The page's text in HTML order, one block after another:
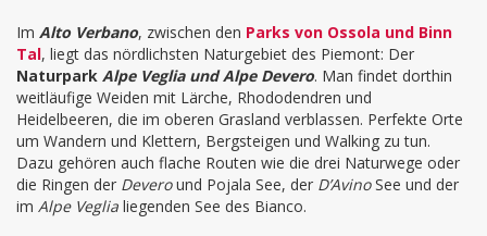
Im Alto Verbano, zwischen den Parks von Ossola und Binn
Tal, liegt das nördlichsten Naturgebiet des Piemont: Der
Naturpark Alpe Veglia und Alpe Devero. Man findet dorthin
weitläufige Weiden mit Lärche, Rhododendren und
Heidelbeeren, die im oberen Grasland verblassen. Perfekte Orte
um Wandern und Klettern, Bergsteigen und Walking zu tun.
Dazu gehören auch flache Routen wie die drei Naturwege oder
die Ringen der Deveround Pojala See, der D’AvinoSee und der
im Alpe Veglia liegenden See des Bianco.